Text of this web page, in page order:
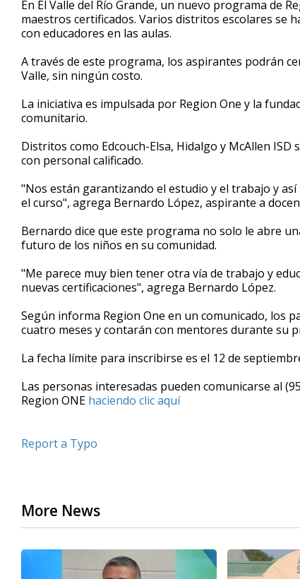
of
1
minute,
seconds
Volume
90%
En El Valle del Río Grande, un nuevo programa de
maestros certificados. Varios distritos escolares se
con educadores en las aulas.
A través de este programa, los aspirantes podrán
Valle, sin ningún costo.
La iniciativa es impulsada por Region One y la
comunitario.
Distritos como Edcouch-Elsa, Hidalgo y McAllen
con personal calificado.
"Nos están garantizando el estudio y el trabajo y
el curso", agrega Bernardo López, aspirante a
Bernardo dice que este programa no solo le abre
futuro de los niños en su comunidad.
"Me parece muy bien tener otra vía de trabajo y
nuevas certificaciones", agrega Bernardo López.
Según informa Region One en un comunicado, los
cuatro meses y contarán con mentores durante su
La fecha límite para inscribirse es el 12 de
Las personas interesadas pueden comunicarse al
Region ONE haciendo clic aquí
Report a Typo
More News